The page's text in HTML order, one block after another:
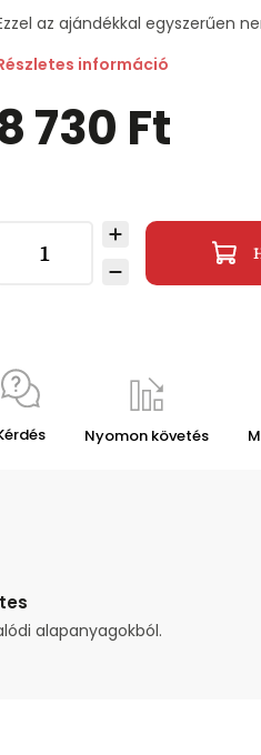
az ajándékkal egyszerűen
információ
730 Ft
Nyomon követés
alapanyagokból.